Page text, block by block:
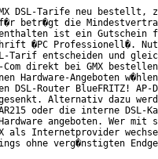
DSL-Tarife neu bestellt,
betr�gt die
ist ein Gutschein
�PC Professionell�.
Tarif entscheiden und
direkt bei GMX
Hardware-Angeboten
DSL-Router BlueFRITZ! AP-
Alternativ dazu werden
oder die interne DSL-
angeboten. Wer mit
als Internetprovider
ohne verg�nstigten